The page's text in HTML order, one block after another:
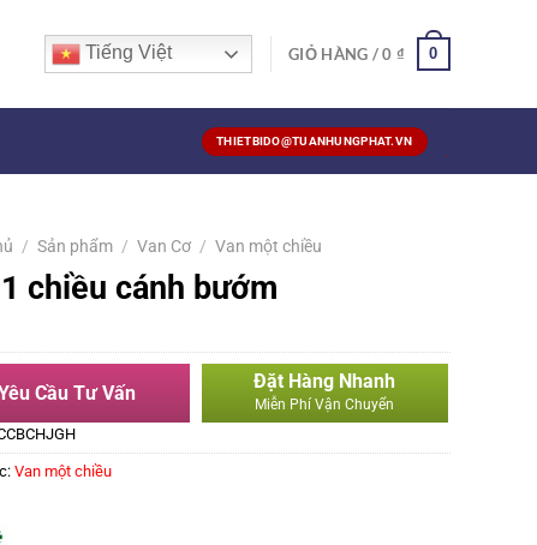
Tiếng Việt GIỎ HÀNG /0 ₫ 0
THIETBIDO@TUANHUNGPHAT.VN
/ Sản phẩm / Van Cơ / Van một chiều
chiều cánh bướm
Cầu Tư Vấn
Đặt Hàng Nhanh
Miễn Phí Vận Chuyển
Van một chiều